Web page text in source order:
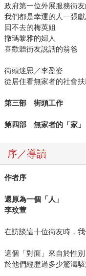
政府第一位外展服務
我們都是幸運的人—
回不去的梅英姐
撒瑪黎雅的婦人
喜歡聽街友說話的翁
街頭迷思／李盈姿
從居住看無家者的社會
第三部 街頭工作
第四部 無家者的「家」
序／導讀
作者序
還原為一個「人」
李玟萱
在訪談這十位街友時，
這個「對面」來自於性
於他們經歷過多少驚濤